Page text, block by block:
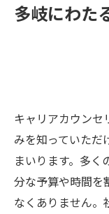
多岐にわた
キャリアカウンセ
みを知っていただ
まいります。多
分な予算や時間を
なくありません。